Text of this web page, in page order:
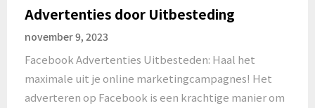
Advertenties door Uitbesteding
november 9, 2023
Facebook Advertenties Uitbesteden: Haal het
maximale uit je online marketingcampagnes! Het
adverteren op Facebook is een krachtige manier om